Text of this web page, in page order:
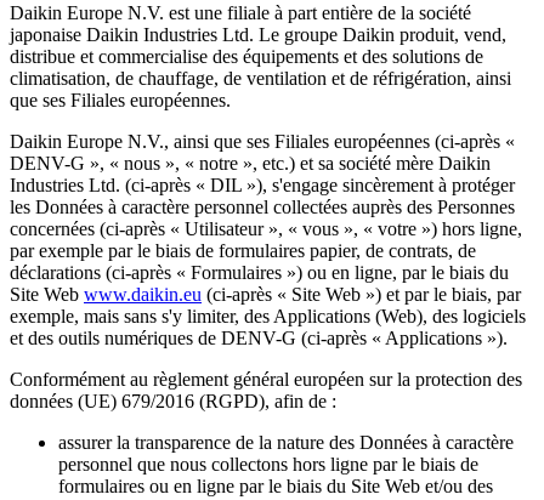
Daikin Europe N.V. est une filiale à part entière de la société
japonaise Daikin Industries Ltd. Le groupe Daikin produit, vend,
distribue et commercialise des équipements et des solutions de
climatisation, de chauffage, de ventilation et de réfrigération, ainsi
que ses Filiales européennes.
Daikin Europe N.V., ainsi que ses Filiales européennes (ci-après «
DENV-G », « nous », « notre », etc.) et sa société mère Daikin
Industries Ltd. (ci-après « DIL »), s'engage sincèrement à protéger
les Données à caractère personnel collectées auprès des Personnes
concernées (ci-après « Utilisateur », « vous », « votre ») hors ligne,
par exemple par le biais de formulaires papier, de contrats, de
déclarations (ci-après « Formulaires ») ou en ligne, par le biais du
Site Web www.daikin.eu (ci-après « Site Web ») et par le biais, par
exemple, mais sans s'y limiter, des Applications (Web), des logiciels
et des outils numériques de DENV-G (ci-après « Applications »).
Conformément au règlement général européen sur la protection des
données (UE) 679/2016 (RGPD), afin de :
assurer la transparence de la nature des Données à caractère
personnel que nous collectons hors ligne par le biais de
formulaires ou en ligne par le biais du Site Web et/ou des